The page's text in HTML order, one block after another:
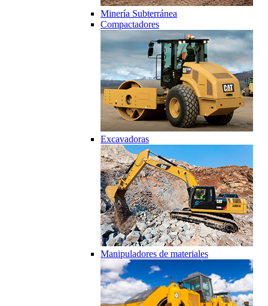
Minería Subterránea
Compactadores
Excavadoras
Manipuladores de materiales